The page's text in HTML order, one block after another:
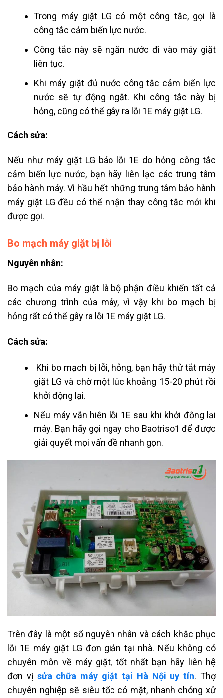
Trong máy giặt LG có một công tắc, gọi là
công tắc cảm biến lực nước.
Công tắc này sẽ ngăn nước đi vào máy giặt
liên tục.
Khi máy giặt đủ nước công tắc cảm biến lực
nước sẽ tự động ngắt. Khi công tắc này bị
hỏng, cũng có thể gây ra lỗi 1E máy giặt LG.
Cách sửa:
Nếu như máy giặt LG báo lỗi 1E do hỏng công tắc
cảm biến lực nước, bạn hãy liên lạc các trung tâm
bảo hành máy. Vì hầu hết những trung tâm bảo hành
máy giặt LG đều có thể nhận thay công tắc mới khi
được gọi.
Bo mạch máy giặt bị lỗi
Nguyên nhân:
Bo mạch của máy giặt là bộ phận điều khiển tất cả
các chương trình của máy, vì vậy khi bo mạch bị
hỏng rất có thể gây ra lỗi 1E máy giặt LG.
Cách sửa:
Khi bo mạch bị lỗi, hỏng, bạn hãy thử tắt máy
giặt LG và chờ một lúc khoảng 15-20 phút rồi
khởi động lại.
Nếu máy vẫn hiện lỗi 1E sau khi khởi động lại
máy. Bạn hãy gọi ngay cho Baotriso1 để được
giải quyết mọi vấn đề nhanh gọn.
Trên đây là một số nguyên nhân và cách khắc phục
lỗi 1E máy giặt LG đơn giản tại nhà. Nếu không có
chuyên môn về máy giặt, tốt nhất bạn hãy liên hệ
đơn vị sửa chữa máy giặt tại Hà Nội uy tín. Thợ
chuyên nghiệp sẽ siêu tốc có mặt, nhanh chóng xử